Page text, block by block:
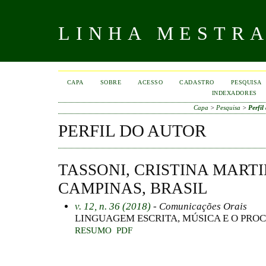
LINHA
CAPA SOBRE ACESSO CADASTRO
PESQUISA
INDEXADORES
Capa > Pesquisa > Perfil
PERFIL DO AUTOR
TASSONI, CRISTINA
CAMPINAS, BRASIL
v. 12, n. 36 (2018) - Comunicações Orais
LINGUAGEM ESCRITA, MÚSICA E O
RESUMO PDF